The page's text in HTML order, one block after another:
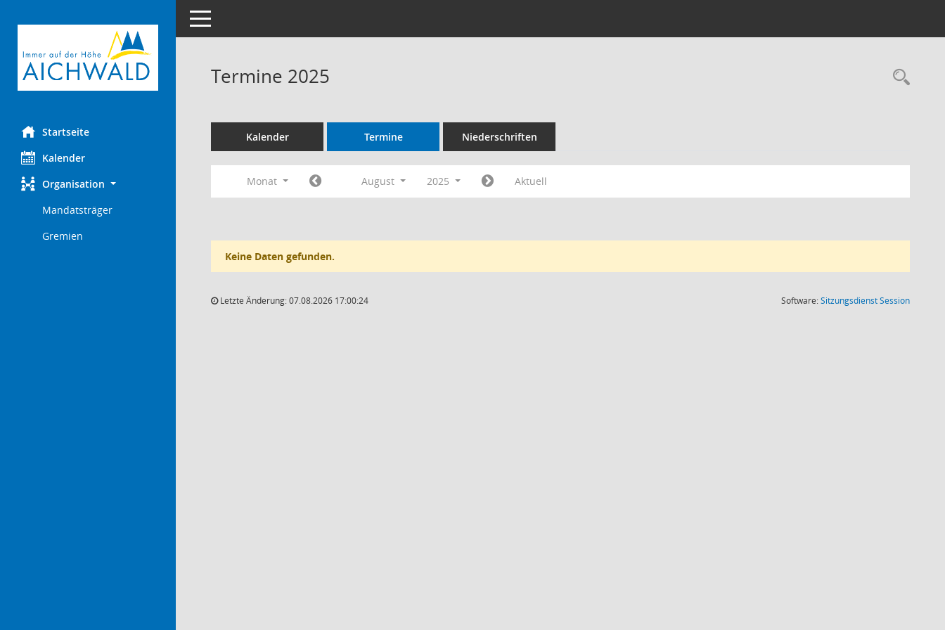
Startseite
Kalender
Organisation
Mandatsträger
Gremien
Toggle navigation
Termine 2025
Kalender Termine Niederschriften
Monat August 2025 Aktuell
Keine Daten gefunden.
Letzte Änderung: 07.08.2026 17:00:24 Software:SitzungsdienstSession(Wird in